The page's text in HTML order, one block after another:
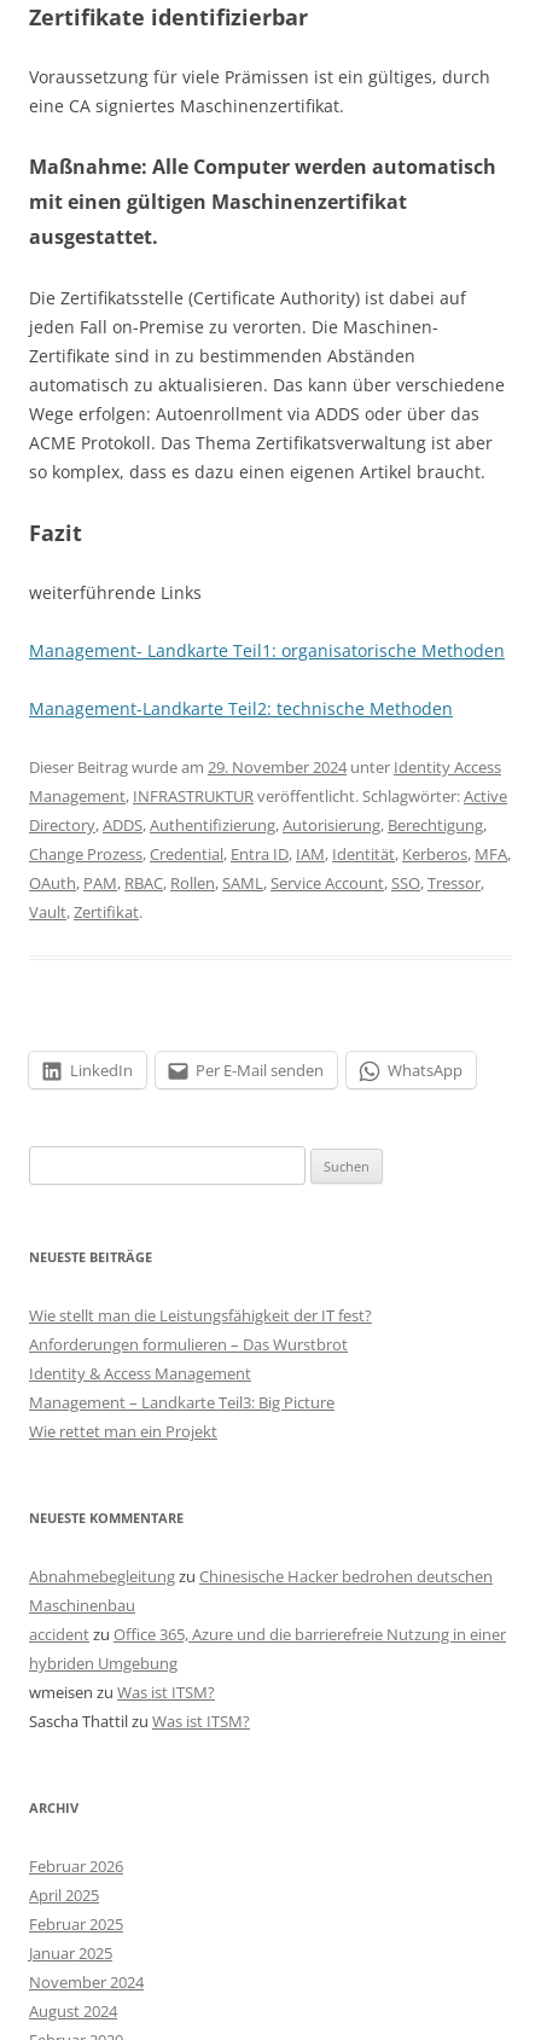
Zertifikate identifizierbar
Voraussetzung für viele Prämissen ist ein gültiges, durch
eine CA signiertes Maschinenzertifikat.
Maßnahme: Alle Computer werden automatisch
mit einen gültigen Maschinenzertifikat
ausgestattet.
Die Zertifikatsstelle (Certificate Authority) ist dabei auf
jeden Fall on-Premise zu verorten. Die Maschinen-
Zertifikate sind in zu bestimmenden Abständen
automatisch zu aktualisieren. Das kann über verschiedene
Wege erfolgen: Autoenrollment via ADDS oder über das
ACME Protokoll. Das Thema Zertifikatsverwaltung ist aber
so komplex, dass es dazu einen eigenen Artikel braucht.
Fazit
weiterführende Links
Management- Landkarte Teil1: organisatorische Methoden
Management-Landkarte Teil2: technische Methoden
Dieser Beitrag wurde am 29. November 2024unter Identity Access
Management, INFRASTRUKTURveröffentlicht. Schlagwörter:Active
Directory,ADDS,Authentifizierung,Autorisierung, Berechtigung,
Change Prozess,Credential, Entra ID, IAM, Identität, Kerberos, MFA,
OAuth, PAM, RBAC, Rollen,SAML,Service Account,SSO,Tressor,
Vault,Zertifikat.
LinkedIn Per E-Mail senden WhatsApp
nach:
NEUESTE BEITRÄGE
Wie stellt man die Leistungsfähigkeit der IT fest?
Anforderungen formulieren – Das Wurstbrot
Identity & Access Management
Management – Landkarte Teil3: Big Picture
Wie rettet man ein Projekt
NEUESTE KOMMENTARE
Abnahmebegleitungzu Chinesische Hacker bedrohen deutschen
Maschinenbau
accidentzu Office 365, Azure und die barrierefreie Nutzung in einer
hybriden Umgebung
wmeisen zu Was ist ITSM?
Sascha Thattilzu Was ist ITSM?
ARCHIV
Februar 2026
April 2025
Februar 2025
Januar 2025
November 2024
August 2024